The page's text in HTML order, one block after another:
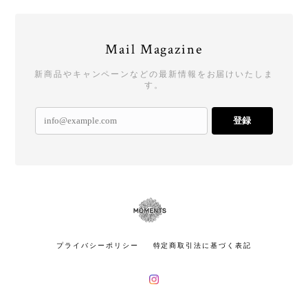
Mail Magazine
新商品やキャンペーンなどの最新情報をお届けいたしま
す。
登録
プライバシーポリシー 特定商取引法に基づく表記